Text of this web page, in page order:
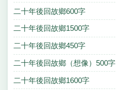
二十年後回故鄉600字
二十年後回故鄉1500字
二十年後回故鄉450字
二十年後回故鄉（想像）500字
二十年後回故鄉1600字